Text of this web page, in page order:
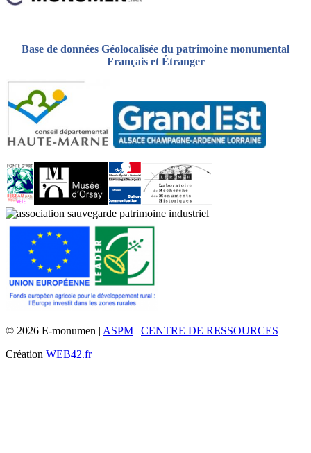
Base de données Géolocalisée du patrimoine monumental
Français et Étranger
© 2026 E-monumen | ASPM | CENTRE DE RESSOURCES
Création WEB42.fr